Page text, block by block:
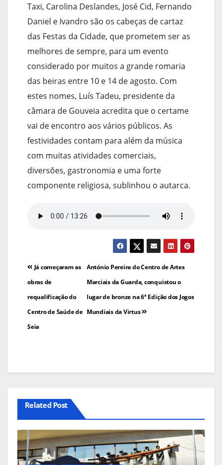
Taxi, Carolina Deslandes, José Cid, Fernando
Daniel e Ivandro são os cabeças de cartaz
das Festas da Cidade, que prometem ser as
melhores de sempre, para um evento
considerado por muitos a grande romaria
das beiras entre 10 e 14 de agosto. Com
estes nomes, Luís Tadeu, presidente da
câmara de Gouveia acredita que o certame
vai de encontro aos vários públicos. As
festividades contam para além da música
com muitas atividades comerciais,
diversões, gastronomia e uma forte
componente religiosa, sublinhou o autarca.
Navegação
de
artigos
António Pereira do Centro de Artes
Marciais da Guarda, conquistou o
lugar de bronze na 6ª Edição dos Jogos
Mundiais da Virtus
Já começaram as
obras de
requalificação do
Centro de Saúde de
Seia
Related Post